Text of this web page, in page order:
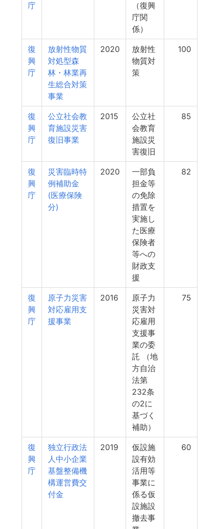
庁
（復興
庁関
係）
復
興
庁
放射性物質
対処型森
林・林業再
生総合対策
事業
2020
放射性
物質対
策
100
復
興
庁
公立社会教
育施設災害
復旧事業
2015
公立社
会教育
施設災
害復旧
85
復
興
庁
災害臨時特
例補助金
(医療保険
分)
2020
一部負
担金等
の免除
措置を
実施し
た医療
保険者
等への
財政支
援
82
復
興
庁
原子力災害
対応雇用支
援事業
2016
原子力
災害対
応雇用
支援事
業の委
託 （地
方自治
法第
232条
の2に
基づく
補助）
75
復
興
庁
独立行政法
人中小企業
基盤整備機
構運営費交
付金
2019
仮設施
設有効
活用等
事業に
係る仮
設施設
撤去事
60